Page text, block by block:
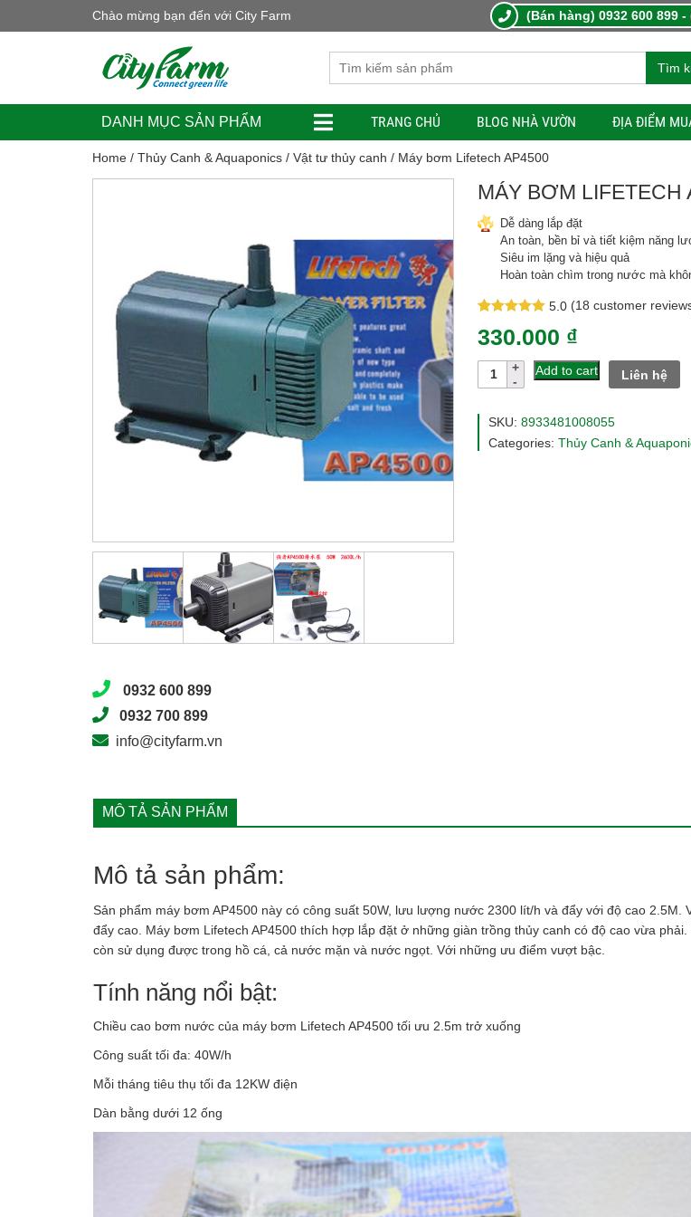
Chào mừng bạn đến với City Farm (Bán hàng) 0932 600 899
Tìm
DANH MỤC SẢN PHẨM TRANG CHỦ BLOG NHÀ VƯỜN ĐỊA ĐIỂM
Home / Thủy Canh & Aquaponics / Vật tư thủy canh / Máy bơm Lifetech AP4500
0932 600 899
0932 700 899
info@cityfarm.vn
MÁY BƠM LIFETECH
Dễ dàng lắp đặt
An toàn, bền bỉ và tiết kiệm năng
Siêu im lặng và hiệu quả
Hoàn toàn chìm trong nước mà
5.0
out of 5
customer
ratings
(18 customer
330.000 ₫
Máy
AP4500
Add to cart Liên hệ
SKU: 8933481008055
Categories: Thủy Canh &
MÔ TẢ SẢN PHẨM
Mô tả sản phẩm:
Sản phẩm máy bơm AP4500 này có công suất 50W, lưu lượng nước 2300 lít/h và đẩy với độ cao
đẩy cao. Máy bơm Lifetech AP4500 thích hợp lắp đặt ở những giàn trồng thủy canh có độ cao vừa
còn sử dụng được trong hồ cá, cả nước mặn và nước ngọt. Với những ưu điểm vượt bậc.
Tính năng nổi bật:
Chiều cao bơm nước của máy bơm Lifetech AP4500 tối ưu 2.5m trở xuống
Công suất tối đa: 40W/h
Mỗi tháng tiêu thụ tối đa 12KW điện
Dàn bằng dưới 12 ống